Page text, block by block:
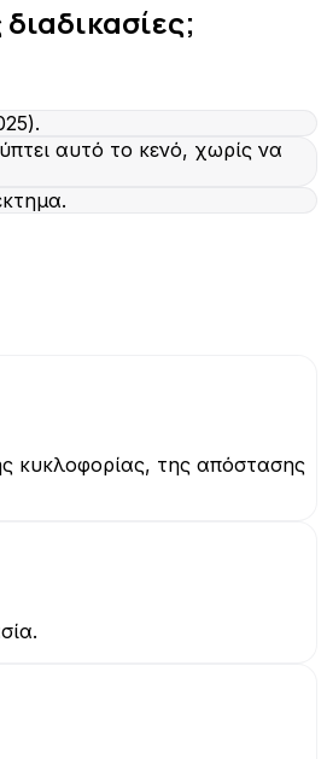
αυτό το κενό, χωρίς να
κυκλοφορίας, της απόστασης